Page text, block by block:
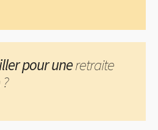
pour uneretraite